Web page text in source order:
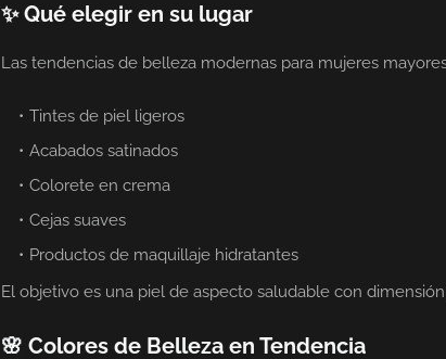
✨ Qué elegir en su lugar
Las tendencias de belleza modernas para mujeres
Tintes de piel ligeros
Acabados satinados
Colorete en crema
Cejas suaves
Productos de maquillaje hidratantes
El objetivo es una piel de aspecto saludable con
🌸 Colores de Belleza en Tendencia